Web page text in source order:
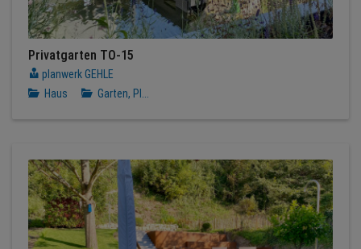
Privatgarten TO-15
planwerk GEHLE
Haus
Garten, Pl...